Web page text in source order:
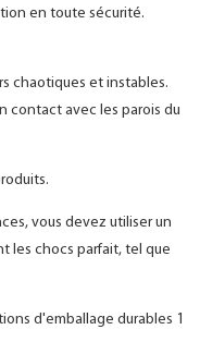
en toute sécurité.
chaotiques et instables.
contact avec les parois du
vous devez utiliser un
les chocs parfait, tel que